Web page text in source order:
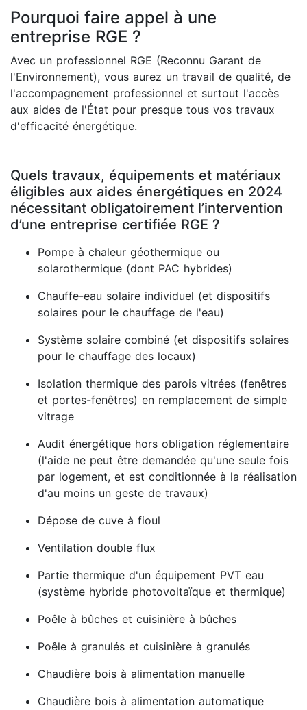
Pourquoi faire appel à une
entreprise RGE ?
Avec un professionnel RGE (Reconnu Garant de
l'Environnement), vous aurez un travail de qualité, de
l'accompagnement professionnel et surtout l'accès
aux aides de l'État pour presque tous vos travaux
d'efficacité énergétique.
Quels travaux, équipements et matériaux
éligibles aux aides énergétiques en 2024
nécessitant obligatoirement l’intervention
d’une entreprise certifiée RGE ?
Pompe à chaleur géothermique ou
solarothermique (dont PAC hybrides)
Chauffe-eau solaire individuel (et dispositifs
solaires pour le chauffage de l'eau)
Système solaire combiné (et dispositifs solaires
pour le chauffage des locaux)
Isolation thermique des parois vitrées (fenêtres
et portes-fenêtres) en remplacement de simple
vitrage
Audit énergétique hors obligation réglementaire
(l'aide ne peut être demandée qu'une seule fois
par logement, et est conditionnée à la réalisation
d'au moins un geste de travaux)
Dépose de cuve à fioul
Ventilation double flux
Partie thermique d'un équipement PVT eau
(système hybride photovoltaïque et thermique)
Poêle à bûches et cuisinière à bûches
Poêle à granulés et cuisinière à granulés
Chaudière bois à alimentation manuelle
Chaudière bois à alimentation automatique